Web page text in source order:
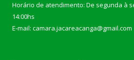
Horário de atendimento: De segunda à
14:00hs
E-mail: camara.jacareacanga@gmail.com